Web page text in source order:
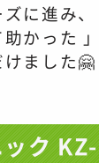
に進み
かった
ました🤗
ク